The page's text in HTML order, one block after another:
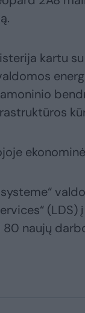
kartu su
naujų